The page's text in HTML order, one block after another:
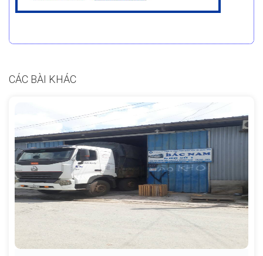
CÁC BÀI KHÁC